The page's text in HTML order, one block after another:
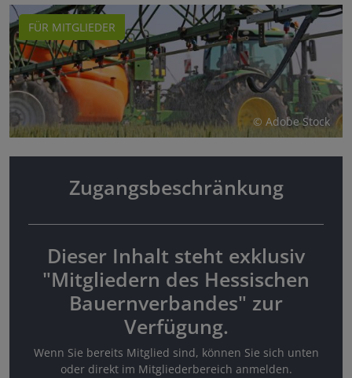
FÜR MITGLIEDER
© Adobe Stock
Zugangsbeschränkung
Dieser Inhalt steht exklusiv
"Mitgliedern des Hessischen
Bauernverbandes" zur
Verfügung.
Wenn Sie bereits Mitglied sind, können Sie sich unten
oder direkt im Mitgliederbereich anmelden.